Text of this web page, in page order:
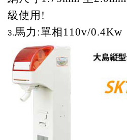
級使用!
3.馬力:單相110v/